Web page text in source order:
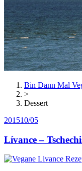
Bin Dann Mal
>
Dessert
201510/05
Lívance –